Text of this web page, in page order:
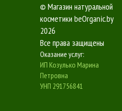
© Магазин натуральной
косметики beOrganic.by
2026
Все права защищены
Оказание услуг:
ИП Козулько Марина
Петровна
УНП 291756841